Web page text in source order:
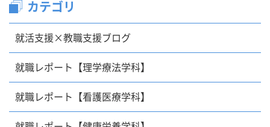
カテゴリ
就活支援×教職支援ブログ
就職レポート【理学療法学科】
就職レポート【看護医療学科】